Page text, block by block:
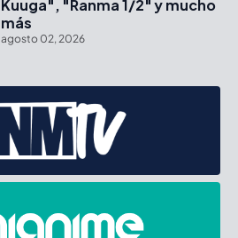
Kuuga", "Ranma 1/2" y mucho
más
agosto 02, 2026